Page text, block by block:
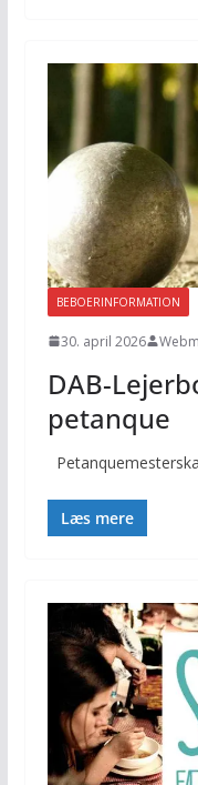
BEBOERINFORMATION
30. april 2026
DAB-
petanque
Læs mere